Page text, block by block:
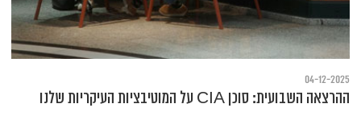
04-12-2025
ההרצאה השבועית: סוכן CIA על המוטיבציות העיקריות שלנו